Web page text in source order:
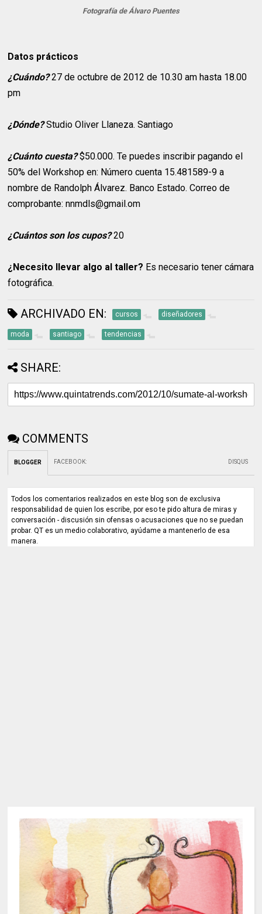
Fotografía de Álvaro Puentes
Datos prácticos
¿Cuándo?27 de octubre de 2012 de 10.30 am hasta 18.00
pm
¿Dónde?Studio Oliver Llaneza. Santiago
¿Cuánto cuesta?$50.000. Te puedes inscribir pagando el
50% del Workshop en: Número cuenta 15.481589-9 a
nombre de Randolph Álvarez. Banco Estado. Correo de
comprobante: nnmdls@gmail.om
¿Cuántos son los cupos?20
¿Necesito llevar algo al taller? Es necesario tener cámara
fotográfica.
ARCHIVADO EN: cursos diseñadores
moda santiago tendencias
SHARE:
COMMENTS
BLOGGER FACEBOOK: DISQUS
Todos los comentarios realizados en este blog son de exclusiva
responsabilidad de quien los escribe, por eso te pido altura de miras y
conversación - discusión sin ofensas o acusaciones que no se puedan
probar. QT es un medio colaborativo, ayúdame a mantenerlo de esa
manera.